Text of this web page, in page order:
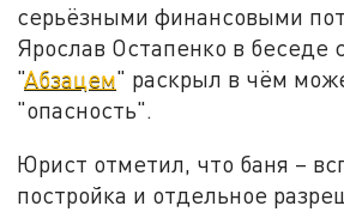
серьёзными финансовыми
Ярослав Остапенко в беседе с
"Абзацем" раскрыл в чём
"опасность".
Юрист отметил, что баня –
постройка и отдельное